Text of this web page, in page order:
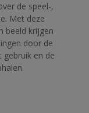
de speel-,
Met deze
beeld krijgen
door de
en de